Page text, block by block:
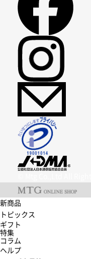
新商品
トピックス
ギフト
特集
コラム
ヘルプ